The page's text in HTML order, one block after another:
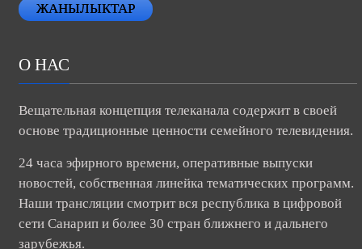
ЖАНЫЛЫКТАР
О НАС
Вещательная концепция телеканала содержит в своей
основе традиционные ценности семейного телевидения.
24 часа эфирного времени, оперативные выпуски
новостей, собственная линейка тематических программ.
Наши трансляции смотрит вся республика в цифровой
сети Санарип и более 30 стран ближнего и дальнего
зарубежья.